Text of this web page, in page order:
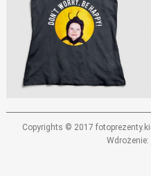
Copyrights © 2017
Wdrożenie: